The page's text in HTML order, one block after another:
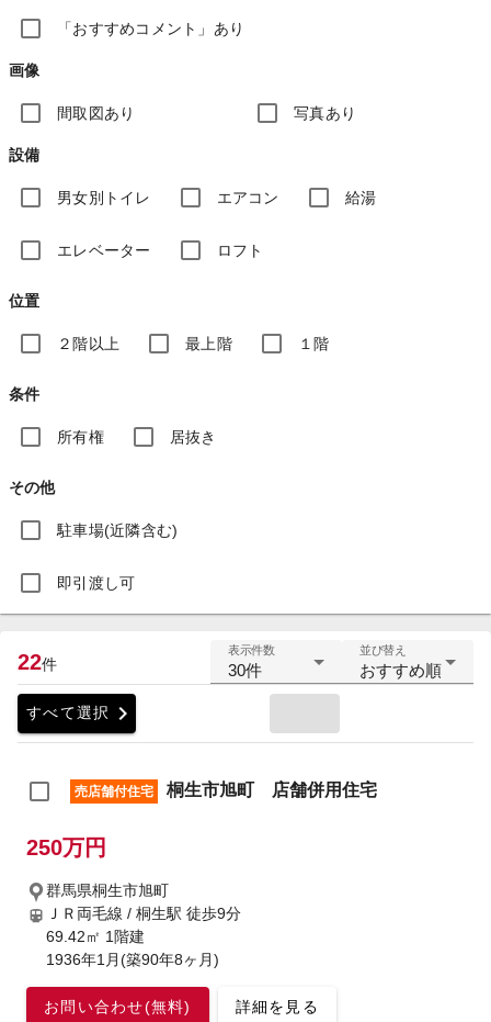
「おすすめコメント」あり
画像
間取図あり 写真あり
設備
男女別トイレ エアコン 給湯
エレベーター ロフト
位置
２階以上 最上階 １階
条件
所有権 居抜き
その他
駐車場(近隣含む)
即引渡し可
22件
表示件数
30件
並び替え
おすすめ順
すべて選択 chevron_right
売店舗付住宅 桐生市旭町 店舗併用住宅
250万円
群馬県桐生市旭町
ＪＲ両毛線 / 桐生駅 徒歩9分
69.42㎡ 1階建
1936年1月(築90年8ヶ月)
お問い合わせ(無料) 詳細を見る